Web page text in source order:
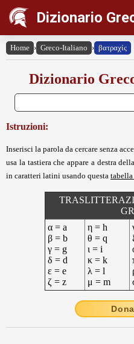
Dizionario
Home › Greco-Italiano › βατραχίς
Dizionario
Istruzioni:
Inserisci la parola da cercare senza
usa la tastiera che appare a destra
in caratteri latini usando questa
α = a
β = b
γ = g
δ = d
ε = e
ζ = z
η = h
θ = q
ι = i
κ = k
λ = l
μ = m